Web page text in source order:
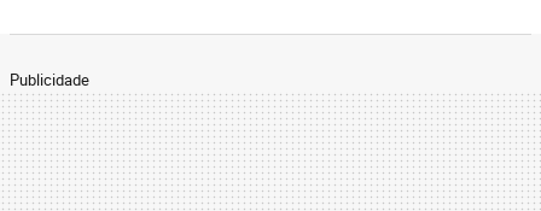
Publicidade